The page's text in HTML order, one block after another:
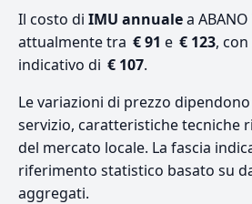
Il costo di IMU annualea
attualmente tra € 91 e € 123,
indicativo di € 107.
Le variazioni di prezzo
servizio, caratteristiche tecniche
del mercato locale. La fascia
riferimento statistico basato su
aggregati.